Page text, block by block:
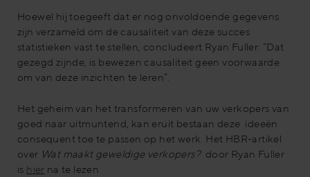
Hoewel hij toegeeft dat er nog onvoldoende gegevens
zijn verzameld om de causaliteit van deze succes
statistieken vast te stellen, concludeert Ryan Fuller: “Dat
gezegd zijnde, is bewezen causaliteit geen voorwaarde
om van deze inzichten te leren”.
Het geheim van het transformeren van uw verkopers van
goed naar uitmuntend, kan eruit bestaan deze ideeën
consequent toe te passen op het werk. Het HBR-artikel
over Wat maakt geweldige verkopers?door Ryan Fuller
is hier na te lezen